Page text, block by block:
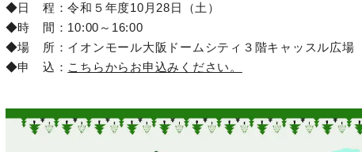
◆日 程：令和５年度10月28日（土）
◆時 間：10:00～16:00
◆場 所：イオンモール大阪ドームシティ３階キャッスル広場
◆申 込： こちらからお申込みください。